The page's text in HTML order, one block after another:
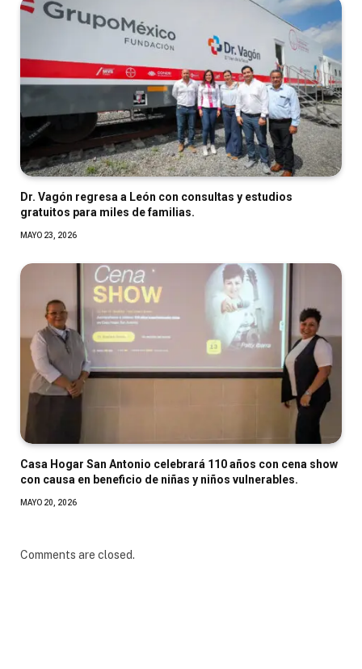
Dr. Vagón regresa a León con consultas y estudios
gratuitos para miles de familias.
MAYO 23, 2026
Casa Hogar San Antonio celebrará 110 años con cena show
con causa en beneficio de niñas y niños vulnerables.
MAYO 20, 2026
Comments are closed.